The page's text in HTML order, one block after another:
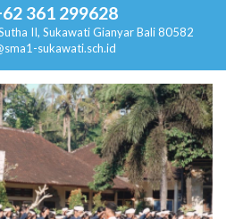
361 299628
II, SukawatiGianyar Bali 80582
sukawati.sch.id